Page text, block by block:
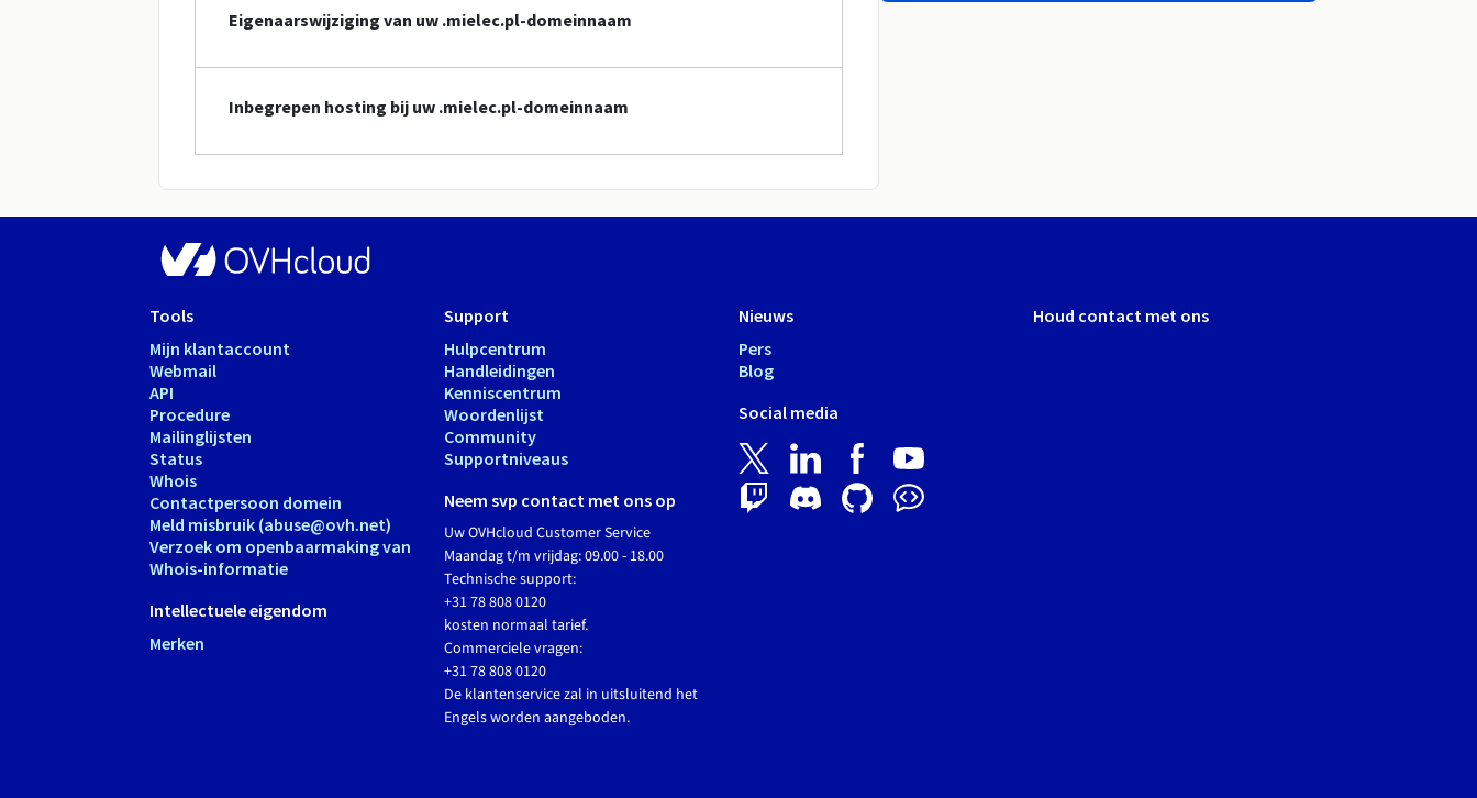
Eigenaarswijziging van uw .mielec.pl-domeinnaam
Inbegrepen hosting bij uw .mielec.pl-domeinnaam
Tools
Mijn klantaccount
Webmail
API
Procedure
Mailinglijsten
Status
Whois
Contactpersoon domein
Meld misbruik (abuse@ovh.net)
Verzoek om openbaarmaking van
Whois-informatie
Intellectuele eigendom
Merken
Support
Hulpcentrum
Handleidingen
Kenniscentrum
Woordenlijst
Community
Supportniveaus
Neem svp contact met ons op
Uw OVHcloud Customer Service
Maandag t/m vrijdag: 09.00 - 18.00
Technische support:
+31 78 808 0120
kosten normaal tarief.
Commerciele vragen:
+31 78 808 0120
De klantenservice zal in uitsluitend het
Engels worden aangeboden.
Nieuws
Pers
Blog
Social media
Houd contact met ons